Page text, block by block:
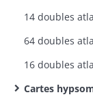
Cartes